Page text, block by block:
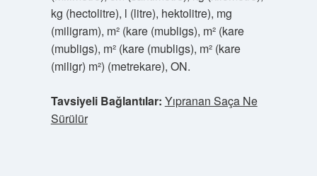
kg (hectolitre), l (litre), hektolitre), mg
(miligram), m² (kare (mubligs), m² (kare
(mubligs), m² (kare (mubligs), m² (kare
(miligr) m²) (metrekare), ON.
Tavsiyeli Bağlantılar: Yıpranan Saça Ne
Sürülür